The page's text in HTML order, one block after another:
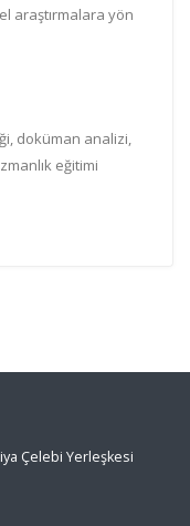
araştırmalara yön
doküman analizi,
eğitimi
Çelebi Yerleşkesi